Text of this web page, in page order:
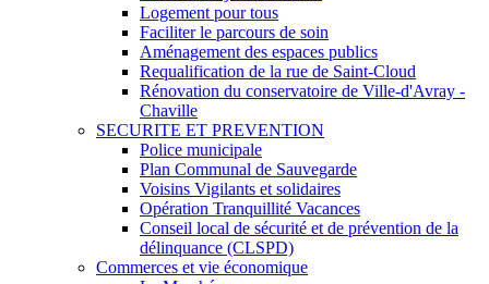
Logement pour tous
Faciliter le parcours de soin
Aménagement des espaces publics
Requalification de la rue de Saint-Cloud
Rénovation du conservatoire de Ville-d'Avray -
Chaville
SECURITE ET PREVENTION
Police municipale
Plan Communal de Sauvegarde
Voisins Vigilants et solidaires
Opération Tranquillité Vacances
Conseil local de sécurité et de prévention de la
délinquance (CLSPD)
Commerces et vie économique